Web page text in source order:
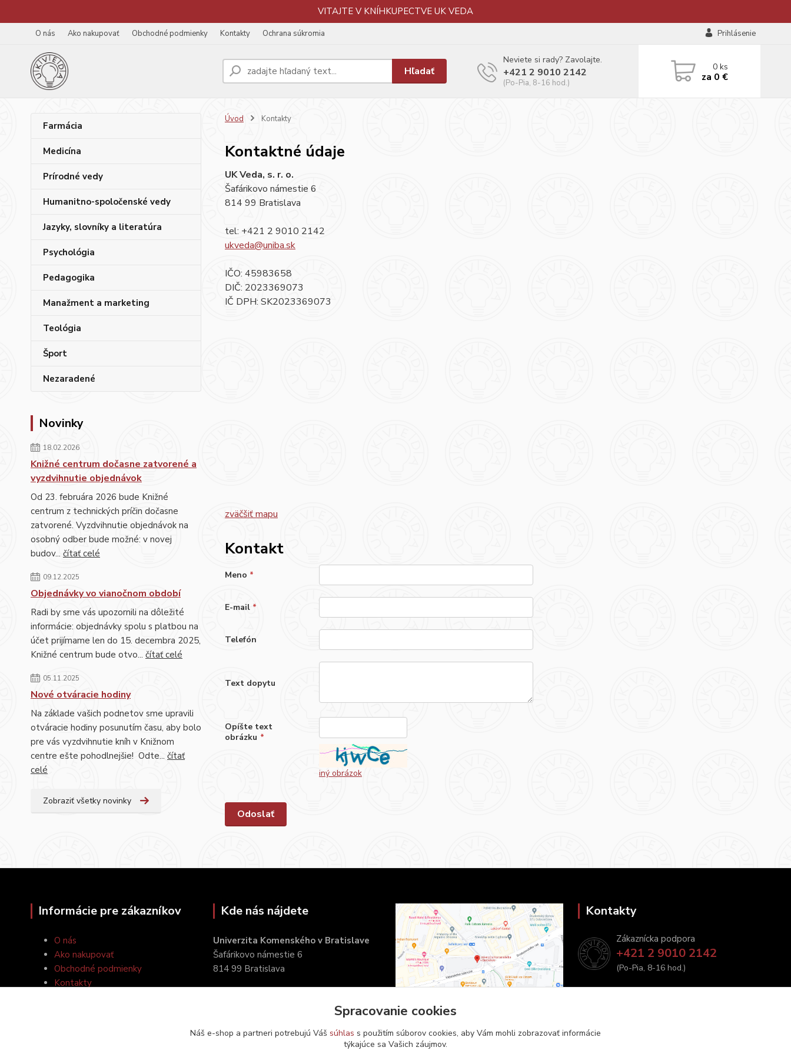
VITAJTE V KNÍHKUPECTVE UK VEDA
O nás Ako nakupovať Obchodné podmienky Kontakty Ochrana súkromia Prihlásenie
Hľadať
Neviete si rady? Zavolajte.
+421 2 9010 2142
(Po-Pia, 8-16 hod.)
0ks
za 0 €
Farmácia
Medicína
Prírodné vedy
Humanitno-spoločenské vedy
Jazyky, slovníky a literatúra
Psychológia
Pedagogika
Manažment a marketing
Teológia
Šport
Nezaradené
Novinky
18.02.2026
Knižné centrum dočasne zatvorené a
vyzdvihnutie objednávok
Od 23. februára 2026 bude Knižné
centrum z technických príčin dočasne
zatvorené. Vyzdvihnutie objednávok na
osobný odber bude možné: v novej
budov... čítať celé
09.12.2025
Objednávky vo vianočnom období
Radi by sme vás upozornili na dôležité
informácie: objednávky spolu s platbou na
účet prijímame len do 15. decembra 2025,
Knižné centrum bude otvo... čítať celé
05.11.2025
Nové otváracie hodiny
Na základe vašich podnetov sme upravili
otváracie hodiny posunutím času, aby bolo
pre vás vyzdvihnutie kníh v Knižnom
centre ešte pohodlnejšie! Odte... čítať
celé
Zobraziť všetky novinky
Úvod Kontakty
Kontaktné údaje
UK Veda, s. r. o.
Šafárikovo námestie 6
814 99 Bratislava
tel: +421 2 9010 2142
ukveda@uniba.sk
IČO: 45983658
DIČ: 2023369073
IČ DPH: SK2023369073
zväčšiť mapu
Kontakt
Meno *
E-mail *
Telefón
Text dopytu
Opíšte text
obrázku *
iný obrázok
Informácie pre zákazníkov
O nás
Ako nakupovať
Obchodné podmienky
Kontakty
Kde nás nájdete
Univerzita Komenského v Bratislave
Šafárikovo námestie 6
814 99 Bratislava
Kontakty
Zákaznícka podpora
+421 2 9010 2142
(Po-Pia, 8-16 hod.)
Spracovanie cookies
Náš e-shop a partneri potrebujú Váš súhlas s použitím súborov cookies, aby Vám mohli zobrazovať informácie
týkajúce sa Vašich záujmov.